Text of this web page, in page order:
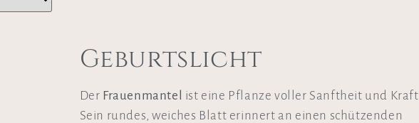
Geburtslicht
Der Frauenmantel ist eine Pflanze voller Sanftheit und Kraft.
Sein rundes, weiches Blatt erinnert an einen schützenden